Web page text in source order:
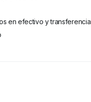
en efectivo y transferencia